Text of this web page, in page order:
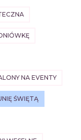
NA EVENTY
ŚWIĘTĄ